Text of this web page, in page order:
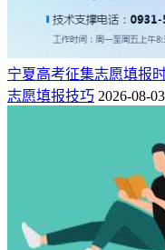
宁夏高考征集志愿填报
志愿填报技巧 2026-08-03